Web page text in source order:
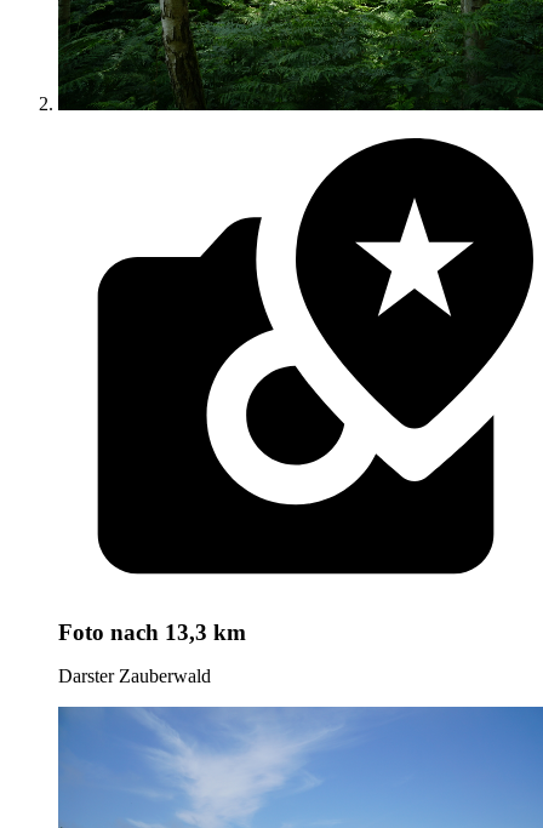
Foto nach 13,3 km
Darster Zauberwald